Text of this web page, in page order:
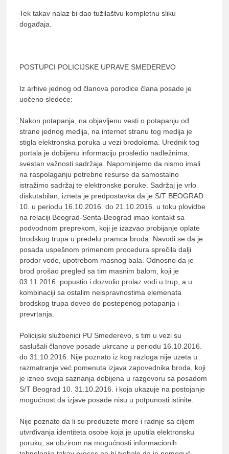
Tek takav nalaz bi dao tužilaštvu kompletnu sliku
događaja.
POSTUPCI POLICIJSKE UPRAVE SMEDEREVO
Iz arhive jednog od članova porodice člana posade je
uočeno sledeće:
Nakon potapanja, na objavljenu vesti o potapanju od
strane jednog medija, na internet stranu tog medija je
stigla elektronska poruka u vezi brodoloma. Urednik tog
portala je dobijenu informaciju prosledio nadležnima,
svestan važnosti sadržaja. Napominjemo da nismo imali
na raspolaganju potrebne resurse da samostalno
istražimo sadržaj te elektronske poruke. Sadržaj je vrlo
diskutabilan, izneta je predpostavka da je S/T BEOGRAD
10. u periodu 16.10.2016. do 21.10.2016. u toku plovidbe
na relaciji Beograd-Senta-Beograd imao kontakt sa
podvodnom preprekom, koji je izazvao probijanje oplate
brodskog trupa u predelu pramca broda. Navodi se da je
posada uspešnom primenom procedura sprečila dalji
prodor vode, upotrebom masnog bala. Odnosno da je
brod prošao pregled sa tim masnim balom, koji je
03.11.2016. popustio i dozvolio prolaz vodi u trup, a u
kombinaciji sa ostalim neispravnostima elemenata
brodskog trupa doveo do postepenog potapanja i
prevrtanja.
Policijski službenici PU Smederevo, s tim u vezi su
saslušali članove posade ukrcane u periodu 16.10.2016.
do 31.10.2016. Nije poznato iz kog razloga nije uzeta u
razmatranje već pomenuta izjava zapovednika broda, koji
je izneo svoja saznanja dobijena u razgovoru sa posadom
S/T Beograd 10. 31.10.2016. i koja ukazuje na postojanje
mogućnost da izjave posade nisu u potpunosti istinite.
Nije poznato da li su preduzete mere i radnje sa ciljem
utvrđivanja identiteta osobe koja je uputila elektronsku
poruku, sa obzirom na mogućnosti informacionih